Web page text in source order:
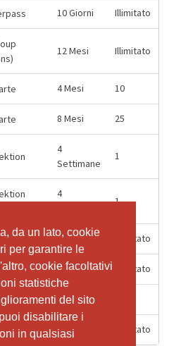
da un lato, cookie
per garantire le
cookie facoltativi
statistiche
del sito
disabilitare i
in qualsiasi
da un lato, cookie
per garantire le
cookie facoltativi
statistiche
del sito
disabilitare i
in qualsiasi
10 Giorni Illimitato
12 Mesi Illimitato
4 Mesi 10
8 Mesi 25
4
Settimane
1
4
1
6 Mesi Illimitato
12 Mesi Illimitato
10 Giorni
2 Mesi Illimitato